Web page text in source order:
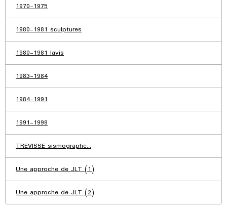
1970-1975
1980-1981 sculptures
1980-1981 lavis
1983-1984
1984-1991
1991-1998
TREVISSE sismographe...
Une approche de JLT (1)
Une approche de JLT (2)